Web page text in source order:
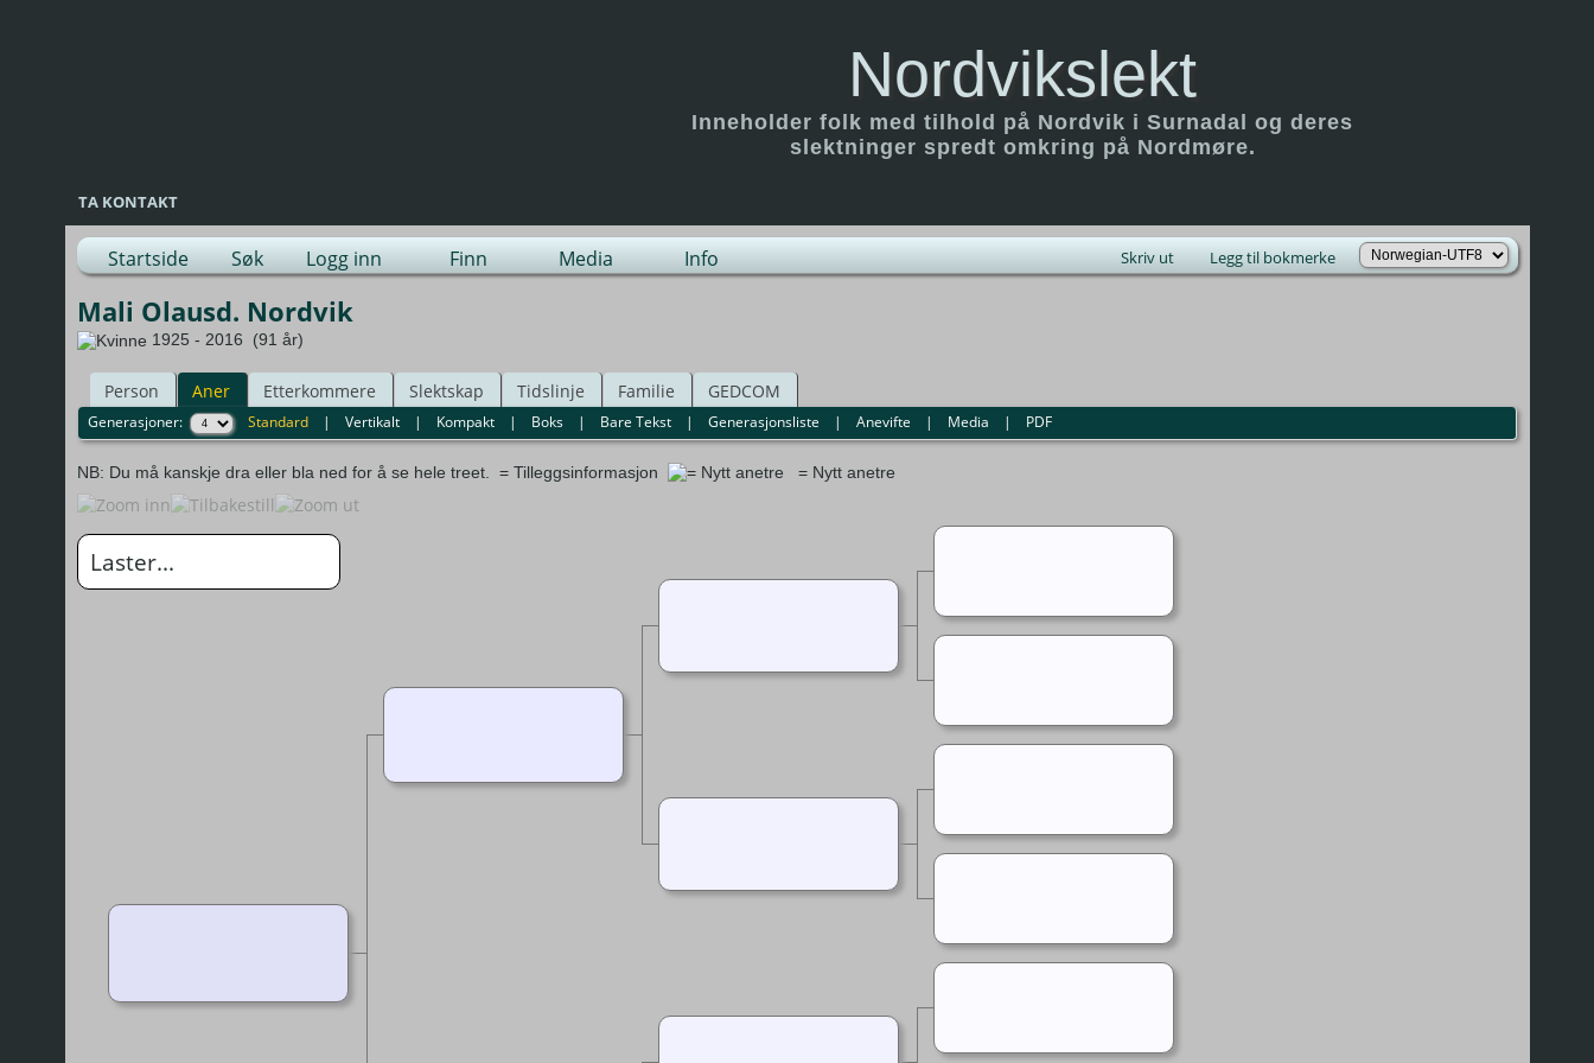
Nordvikslekt
Inneholder folk med tilhold på Nordvik i Surnadal og deres
slektninger spredt omkring på Nordmøre.
TA KONTAKT
Startside Søk Logg inn Finn Media Info Skriv ut Legg til bokmerke
Mali Olausd. Nordvik
1925 - 2016 (91 år)
Person Aner Etterkommere Slektskap Tidslinje Familie GEDCOM
Generasjoner: Standard| Vertikalt| Kompakt| Boks| Bare Tekst| Generasjonsliste | Anevifte | Media | PDF
NB: Du må kanskje dra eller bla ned for å se hele treet. = Tilleggsinformasjon = Nytt anetre
Laster...